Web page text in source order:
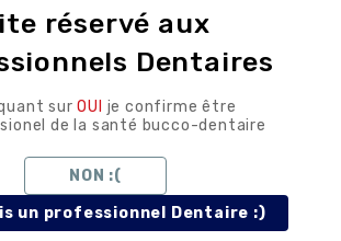
au
réservé aux
Dentaires
surOUI je confirme être
de la santé bucco-dentaire
NON :(
un professionnel Dentaire :)